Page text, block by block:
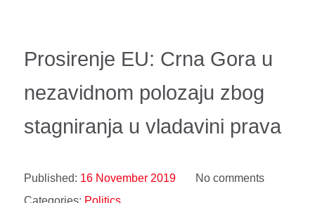
Prosirenje EU: Crna Gora u
nezavidnom polozaju zbog
stagniranja u vladavini prava
Published: 16 November 2019
No comments
Categories: Politics